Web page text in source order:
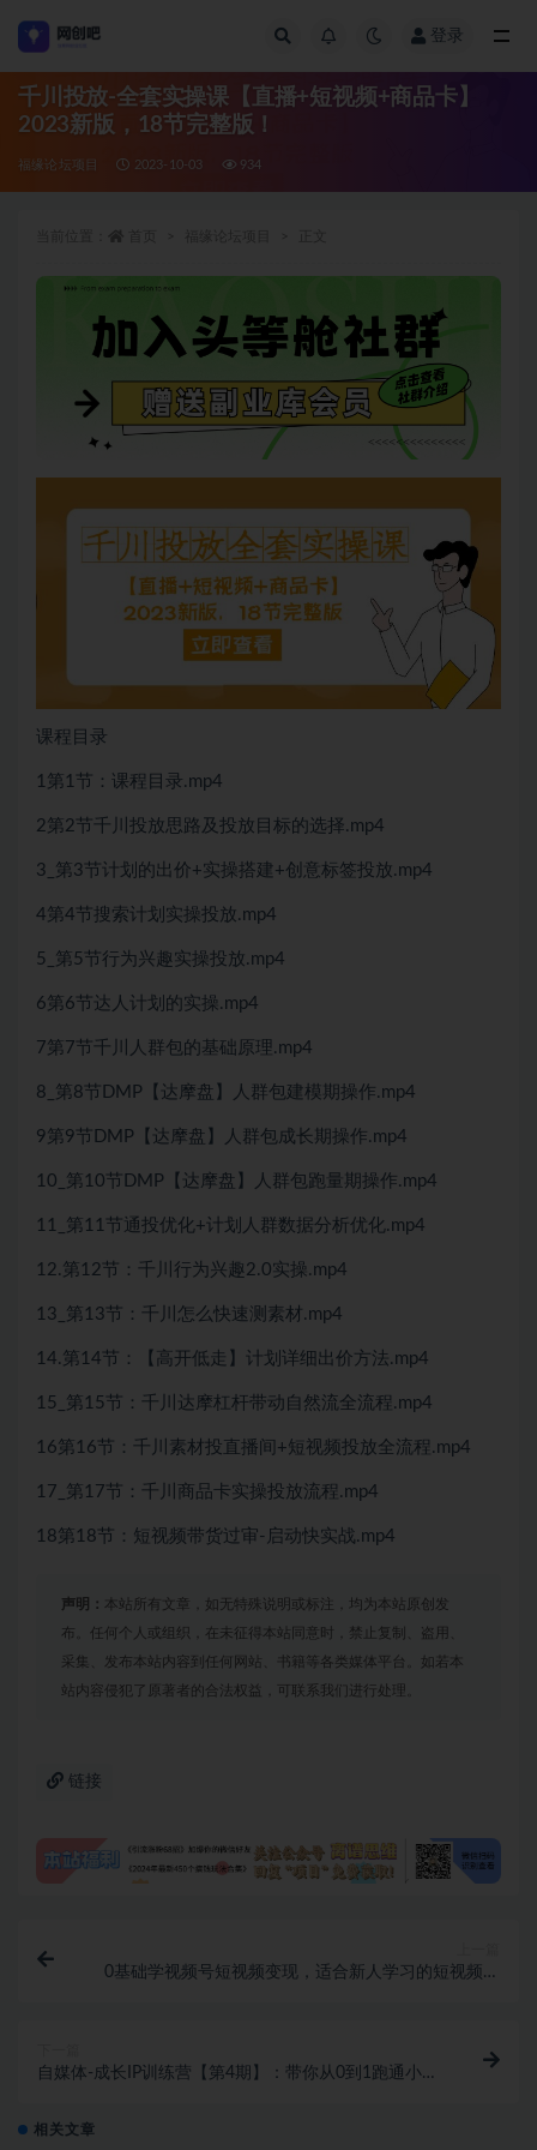
登录
千川投放-全套实操课【直播+短视频+商品卡】
2023新版，18节完整版！
福缘论坛项目 2023-10-03 934
课程目录
1第1节：课程目录.mp4
2第2节千川投放思路及投放目标的选择.mp4
3_第3节计划的出价+实操搭建+创意标签投放.mp4
4第4节搜索计划实操投放.mp4
5_第5节行为兴趣实操投放.mp4
6第6节达人计划的实操.mp4
7第7节千川人群包的基础原理.mp4
8_第8节DMP【达摩盘】人群包建模期操作.mp4
9第9节DMP【达摩盘】人群包成长期操作.mp4
10_第10节DMP【达摩盘】人群包跑量期操作.mp4
11_第11节通投优化+计划人群数据分析优化.mp4
12.第12节：千川行为兴趣2.0实操.mp4
13_第13节：千川怎么快速测素材.mp4
14.第14节：【高开低走】计划详细出价方法.mp4
15_第15节：千川达摩杠杆带动自然流全流程.mp4
16第16节：千川素材投直播间+短视频投放全流程.mp4
17_第17节：千川商品卡实操投放流程.mp4
18第18节：短视频带货过审-启动快实战.mp4
声明： 本站所有文章，如无特殊说明或标注，均为本站原创发
布。任何个人或组织，在未征得本站同意时，禁止复制、盗用、
采集、发布本站内容到任何网站、书籍等各类媒体平台。如若本
站内容侵犯了原著者的合法权益，可联系我们进行处理。
链接
0基础学视频号短视频变现，适合新人学习的短视频变
自媒体-成长IP训练营【第4期】：带你从0到1跑通小红
相关文章